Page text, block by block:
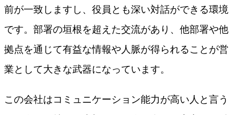
前が一致しますし、役員とも深い対話ができる環境
です。部署の垣根を超えた交流があり、他部署や他
拠点を通じて有益な情報や人脈が得られることが営
業として大きな武器になっています。
この会社はコミュニケーション能力が高い人と言う